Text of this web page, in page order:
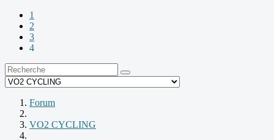
1
2
3
4
Forum
VO2 CYCLING